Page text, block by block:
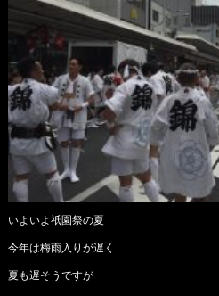
いよいよ祇園祭の夏
今年は梅雨入りが遅く
夏も遅そうですが